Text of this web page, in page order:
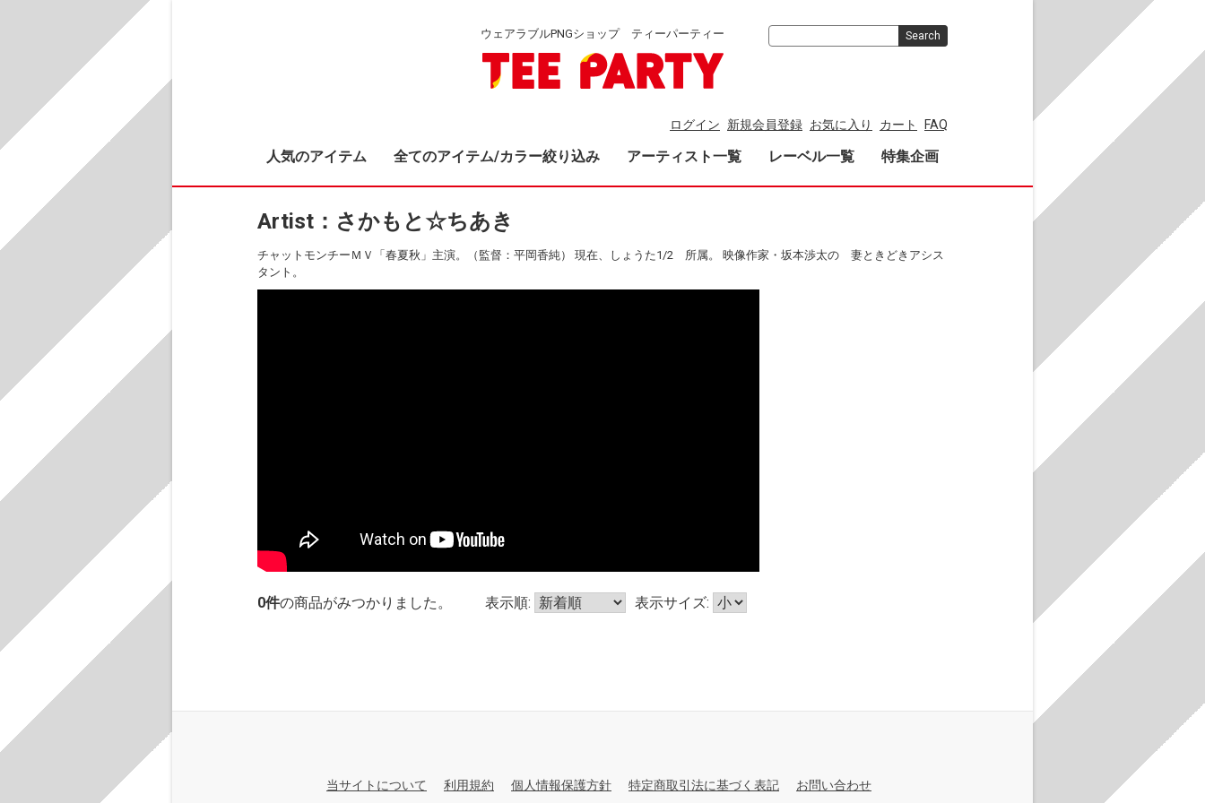
ウェアラブルPNGショップ ティーパーティー
ログイン 新規会員登録 お気に入り カート FAQ
人気のアイテム 全てのアイテム/カラー絞り込み アーティスト一覧 レーベル一覧 特集企画
Search
Artist：さかもと☆ちあき
チャットモンチーＭＶ「春夏秋」主演。（監督：平岡香純） 現在、しょうた1/2 所属。 映像作家・坂本渉太の 妻ときどきアシス
タント。
0件の商品がみつかりました。 表示順: 表示サイズ:
当サイトについて 利用規約 個人情報保護方針 特定商取引法に基づく表記 お問い合わせ